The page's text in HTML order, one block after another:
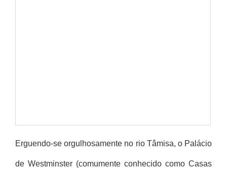
Erguendo-se orgulhosamente no rio Tâmisa, o Palácio
de Westminster (comumente conhecido como Casas